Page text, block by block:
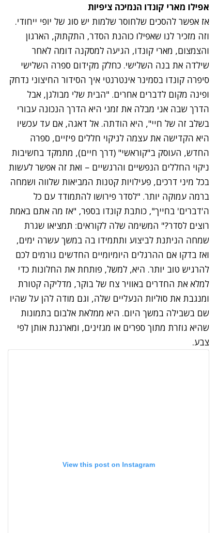
אפילו מארי קונדו הנמיכה ציפיות
אז אפשר להסכים שלחוסר שלמות יש סוג של יופי ייחודי.
וזה מזכיר לנו שאפילו כוהנת הסדר, התקתוק, הארגון
והצמצום, מארי קונדו, הגיעה למסקנה דומה לאחר
שילדה את בנה השלישי. כחלק מקידום ספרה השלישי
סיפרה קונדו בסמינר אינטרנטי איך הסידור החיצוני נדחק
ופינה מקום לדברים אחרים. "הבית שלי מבולגן, אבל
הדרך שבה אני מבלה את זמני היא הדרך הנכונה עבורי
בשלב זה של חיי", היא הודתה. אל דאגה, אם עד עכשיו
היא הקדישה את עצמה לניקוי חללים פיזיים, ספרה
החדש, העוסק ב"קוראשי" (דרך חיים), מתמקד בחשיבות
ניקוי החללים הנפשיים והרגשיים – ואת זה אפשר לעשות
בכל מיני דרכים, פעילויות קטנות המביאות שלווה ושמחה
ברמה עמוקה יותר. "לסדר פירושו להתמודד עם כל
ה'דברים' בחייך", כותבת קונדו בספר, "אז מה אתם באמת
רוצים לסדר?" המשימה שלה לקוראים: תמציאו שגרת
שמחה הניתנת לביצוע ותתמידו בה במשך עשרה ימים,
ואז בדקו אם ההרגלים היומיומיים החדשים גורמים לכם
להרגיש טוב יותר. היא, למשל, פותחת את החלונות כדי
למלא את החדרים באוויר צח של בוקר, מדליקה קטורת
ומנגבת את סוליות הנעליים שלה, וגם מודה להן על שהיו
שם בשבילה במשך היום. היא ממלאת אלבום בתמונות
שהיא גוזרת מתוך ספרים או מגזינים, ומארגנת אותן לפי
צבע.
View this post on Instagram